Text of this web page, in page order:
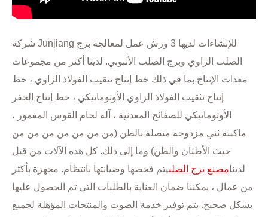
شركة Junjiang للإنشاءات لديها 3 ورش عمل لمعالجة برج
الصلب الزاوي وبرج الصلب الأنبوبي. لدينا أكثر من مجموعات
معدات الإنتاج بما في ذلك خط إنتاج تثقيب الفولاذ الزاوي ، خط
إنتاج تثقيب الفولاذ الزاوي الأوتوماتيكي ، خط إنتاج الحفر
الأوتوماتيكي للصفائح المعدنية ، آلة لحام القوس المغمور ،
ماكينة ثني مزدوجة متصلة بالطن (من من من من من من من
حيث الأطنان والطن) وما إلى ذلك. كل هذه الآلات من قبل
لدينامصنع برج الصلبيتم فحصها وصيانتها بانتظام. مجهزة بأكثر
من عمال ، يمكننا ضمان العناية بالطلبات التي تم الحصول عليها
بشكل صحيح. يتم توفير خدمة الصوت والمنتجات المؤهلة لجميع